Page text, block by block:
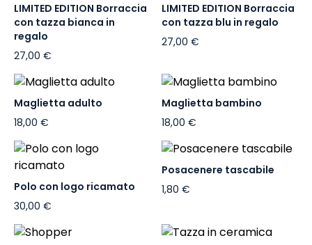
LIMITED EDITION Borraccia
con tazza bianca in
regalo
27,00 €
LIMITED EDITION Borraccia
con tazza blu in regalo
27,00 €
Maglietta adulto
18,00 €
Maglietta bambino
18,00 €
Polo con logo ricamato
30,00 €
Posacenere tascabile
1,80 €